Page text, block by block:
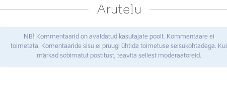
Arutelu
NB! Kommentaarid on avaldatud kasutajate poolt. Kommentaare ei
toimetata. Komentaaride sisu ei pruugi ühtida toimetuse seisukohtadega. Kui
märkad sobimatut postitust, teavita sellest moderaatoreid.